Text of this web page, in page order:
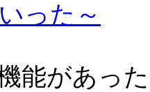
った～
能があっ